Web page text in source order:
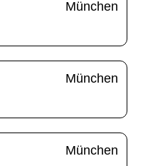
München
München
München